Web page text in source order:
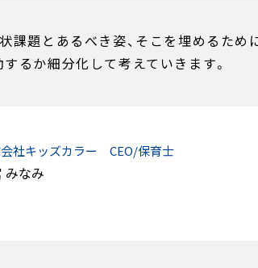
状課題とあるべき姿、そこを埋めるた
するか細分化して考えていきます。
社キッズカラー CEO/保育士
みなみ